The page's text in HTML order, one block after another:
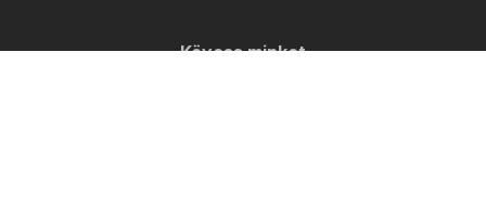
Kövess minket